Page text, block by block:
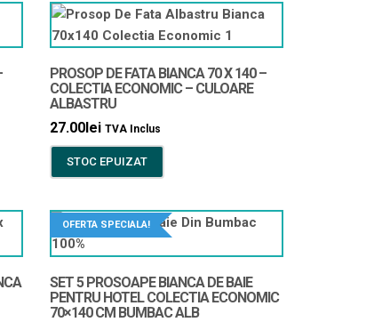
PROSOP DE FATA BIANCA 70 X 140 –
COLECTIA ECONOMIC – CULOARE
ALBASTRU
27.00 lei TVA Inclus
STOC EPUIZAT
OFERTA SPECIALA!
SET 5 PROSOAPE BIANCA DE BAIE
PENTRU HOTEL COLECTIA ECONOMIC
70×140 CM BUMBAC ALB